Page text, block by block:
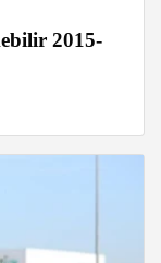
2015-